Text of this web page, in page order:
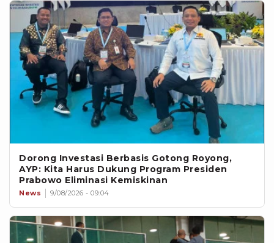
Dorong Investasi Berbasis Gotong Royong,
AYP: Kita Harus Dukung Program Presiden
Prabowo Eliminasi Kemiskinan
News 9/08/2026 - 09:04